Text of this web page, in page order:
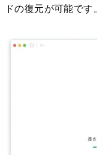
ドの復元が可能です。